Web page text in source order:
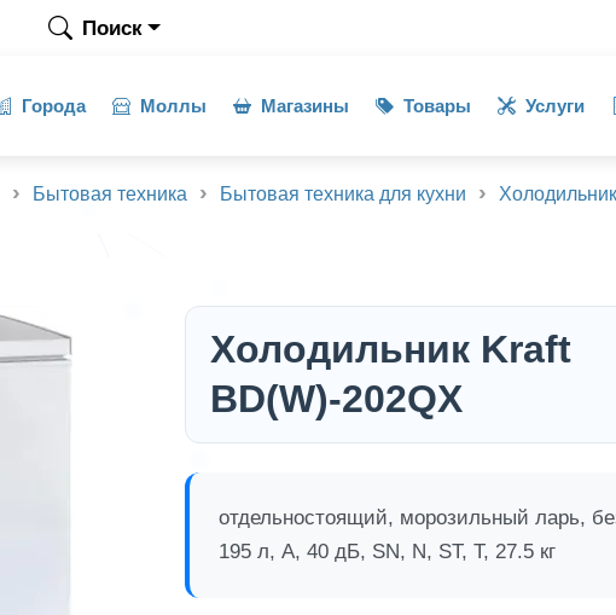
Поиск
Города Моллы Магазины Товары Услуги
Бытовая техника Бытовая техника для кухни
Холодильник Kraft
BD(W)-202QX
отдельностоящий, морозильный ларь,
195 л, A, 40 дБ, SN, N, ST, T, 27.5 кг